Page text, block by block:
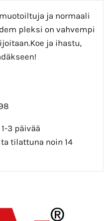
ja normaali
pleksi on vahvempi
ja ihastu,
3 päivää
tilattuna noin 14